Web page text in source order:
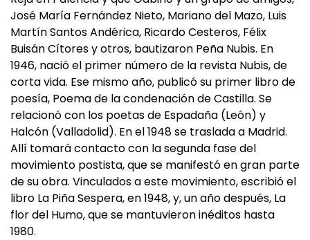
José María Fernández Nieto, Mariano del Mazo, Luis
Martín Santos Andérica, Ricardo Cesteros, Félix
Buisán Cítores y otros, bautizaron Peña Nubis. En
1946, nació el primer número de la revista Nubis, de
corta vida. Ese mismo año, publicó su primer libro de
poesía, Poema de la condenación de Castilla. Se
relacionó con los poetas de Espadaña (León) y
Halcón (Valladolid). En el 1948 se traslada a Madrid.
Allí tomará contacto con la segunda fase del
movimiento postista, que se manifestó en gran parte
de su obra. Vinculados a este movimiento, escribió el
libro La Piña Sespera, en 1948, y, un año después, La
flor del Humo, que se mantuvieron inéditos hasta
1980.